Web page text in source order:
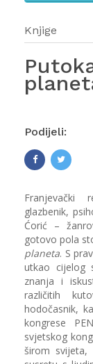
Knjige
Podijeli:
Franjevački
glazbenik,
Ćorić –
gotovo pola
planeta. S
utkao cijelog
znanja i
različitih
hodočasnik,
kongrese
svjetskog
širom svijeta,